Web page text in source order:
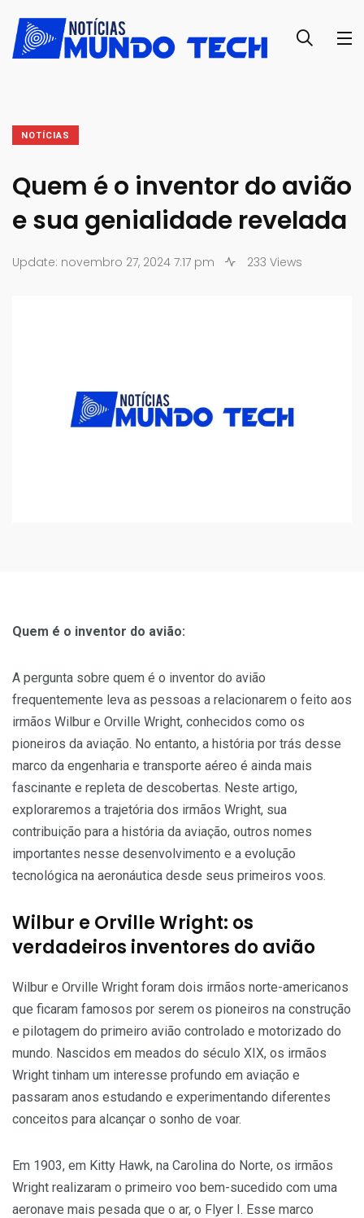
NOTÍCIAS
Quem é o inventor do avião
e sua genialidade revelada
Update: novembro 27, 2024 7:17 pm 233 Views
Quem é o inventor do avião:
A pergunta sobre quem é o inventor do avião
frequentemente leva as pessoas a relacionarem o feito aos
irmãos Wilbur e Orville Wright, conhecidos como os
pioneiros da aviação. No entanto, a história por trás desse
marco da engenharia e transporte aéreo é ainda mais
fascinante e repleta de descobertas. Neste artigo,
exploraremos a trajetória dos irmãos Wright, sua
contribuição para a história da aviação, outros nomes
importantes nesse desenvolvimento e a evolução
tecnológica na aeronáutica desde seus primeiros voos.
Wilbur e Orville Wright: os
verdadeiros inventores do avião
Wilbur e Orville Wright foram dois irmãos norte-americanos
que ficaram famosos por serem os pioneiros na construção
e pilotagem do primeiro avião controlado e motorizado do
mundo. Nascidos em meados do século XIX, os irmãos
Wright tinham um interesse profundo em aviação e
passaram anos estudando e experimentando diferentes
conceitos para alcançar o sonho de voar.
Em 1903, em Kitty Hawk, na Carolina do Norte, os irmãos
Wright realizaram o primeiro voo bem-sucedido com uma
aeronave mais pesada que o ar, o Flyer I. Esse marco